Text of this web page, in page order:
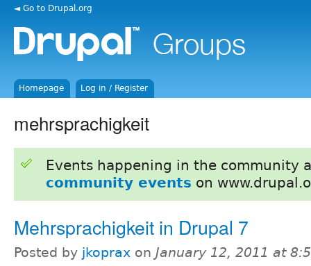
◄ Go to Drupal.org
Homepage Log in / Register
mehrsprachigkeit
Events happening in the community
community events on
Mehrsprachigkeit in Drupal 7
Posted by jkoprax on January 12, 2011 at